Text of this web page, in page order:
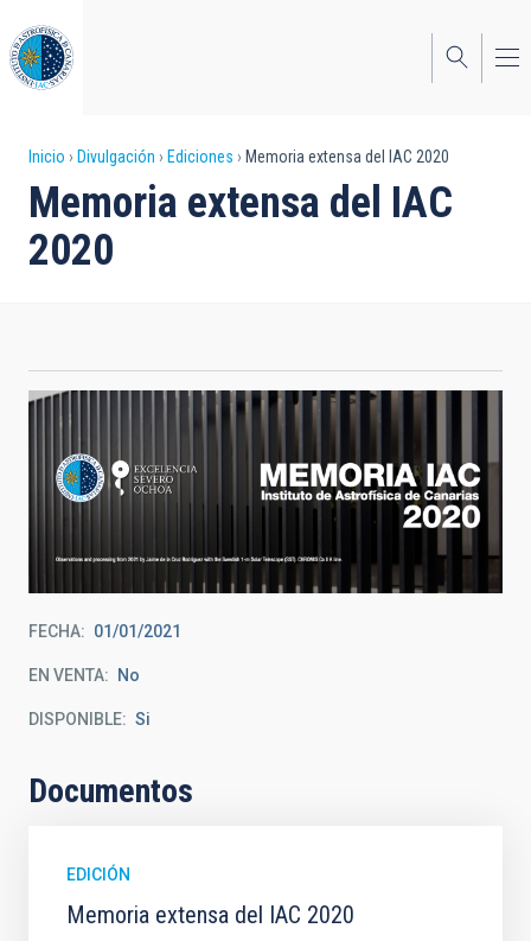
al
contenido
principal
Sobrescribir
enlaces
de
la
navegación
Inicio Divulgación Ediciones Memoria extensa del IAC 2020
Memoria extensa del IAC
2020
FECHA 01/01/2021
EN VENTA No
DISPONIBLE Si
Documentos
EDICIÓN
Memoria extensa del IAC 2020